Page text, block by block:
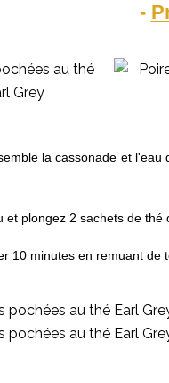
-
la cassonade et
et plongez 2 sachets de thé
10 minutes en remuant de